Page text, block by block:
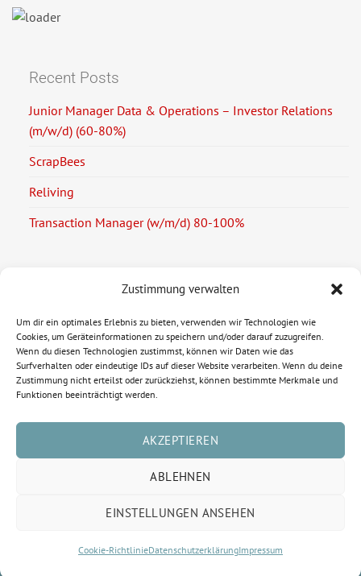
Zustimmung verwalten
Um dir ein optimales Erlebnis zu bieten, verwenden wir Technologien wie
Cookies, um Geräteinformationen zu speichern und/oder darauf zuzugreifen.
Wenn du diesen Technologien zustimmst, können wir Daten wie das
Surfverhalten oder eindeutige IDs auf dieser Website verarbeiten. Wenn du deine
Zustimmung nicht erteilst oder zurückziehst, können bestimmte Merkmale und
Funktionen beeinträchtigt werden.
AKZEPTIEREN
ABLEHNEN
EINSTELLUNGEN ANSEHEN
Cookie-RichtlinieDatenschutzerklärungImpressum
Recent Posts
Junior Manager Data & Operations – Investor Relations
(m/w/d) (60-80%)
ScrapBees
Reliving
Transaction Manager (w/m/d) 80-100%
Rechtliche Informationen
Impressum
Datenschutzerklärung
Emazings